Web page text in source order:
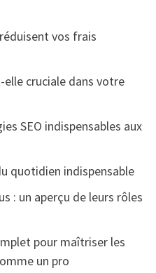
vos frais
cruciale dans votre
SEO indispensables aux
quotidien indispensable
: un aperçu de leurs rôles
pour maîtriser les
un pro